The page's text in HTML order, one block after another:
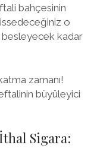
bahçesinin
o
besleyecek kadar
zamanı!
büyüleyici
Sigara: